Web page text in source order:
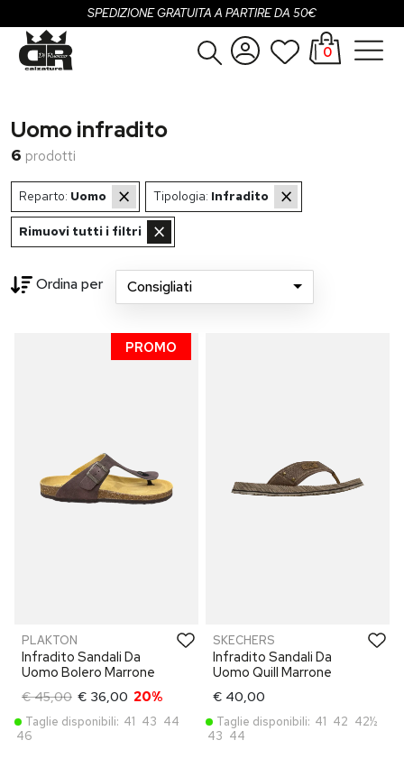
SPEDIZIONE GRATUITA A PARTIRE DA 50€
Uomo
Bambina
Bambino
Registrati
0
Uomo infradito
6 prodotti
Reparto: Uomo × Tipologia: Infradito ×
Rimuovi tutti i filtri ×
Ordina per Consigliati
PROMO
PLAKTON
Infradito Sandali Da
Uomo Bolero Marrone
€ 45,00 € 36,00 20%
Taglie disponibili: 41 43 44
46
SKECHERS
Infradito Sandali Da
Uomo Quill Marrone
€ 40,00
Taglie disponibili: 41 42 42½
43 44